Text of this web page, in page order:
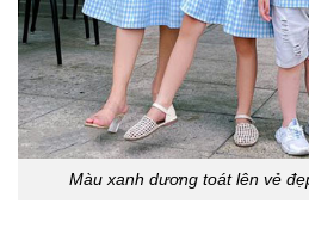
Màu xanh dương toát lên vẻ